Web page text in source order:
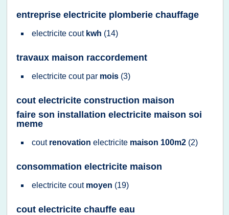
entreprise electricite plomberie chauffage
electricite cout kwh (14)
travaux maison raccordement
electricite cout par mois (3)
cout electricite construction maison
faire son installation electricite maison soi
meme
cout renovation electricite maison 100m2 (2)
consommation electricite maison
electricite cout moyen (19)
cout electricite chauffe eau